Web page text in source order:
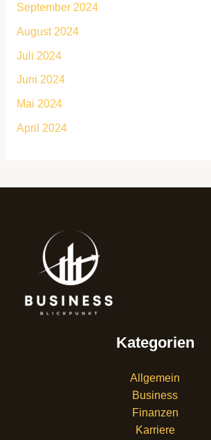
September 2024
August 2024
Juli 2024
Juni 2024
Mai 2024
April 2024
Kategorien
Allgemein
Business
Finanzen
Karriere